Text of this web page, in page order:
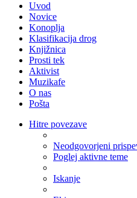
Uvod
Novice
Konoplja
Klasifikacija drog
Knjižnica
Prosti tek
Aktivist
Muzikafe
O nas
Pošta
Hitre povezave
Neodgovorjeni
Poglej aktivne teme
Iskanje